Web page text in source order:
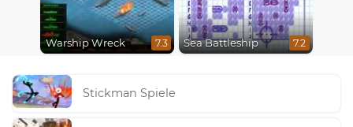
Warship Wreck 7.3 Sea Battleship 7.2
Stickman Spiele